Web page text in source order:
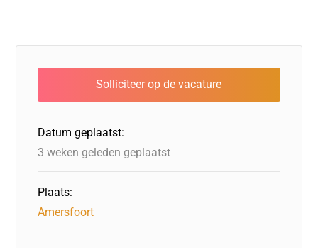
e
b
o
o
k
e
dI
n
o
d
o
n
a
d
s
s
A
p
l
Datum geplaatst:
3 weken geleden geplaatst
Plaats:
Amersfoort